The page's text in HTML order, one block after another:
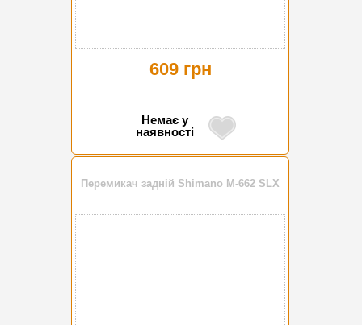
609 грн
Немає у
наявності
Перемикач задній Shimano M-662 SLX